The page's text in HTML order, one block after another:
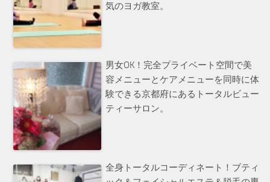
気のヨガ教室。
男女OK！完全プライベート空間で美
容メニューとケアメニューを同時に体
験できる京都府にあるトータルビュー
ティーサロン。
全身トータルコーディネート！ブティ